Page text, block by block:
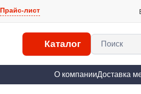
Прайс-лист
Каталог
О компанииДоставка